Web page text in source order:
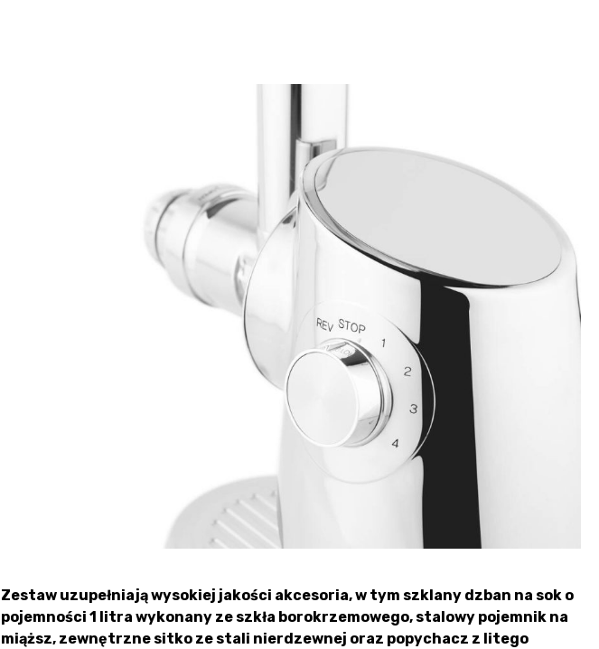
Zestaw uzupełniają wysokiej jakości akcesoria, w tym szklany dzban na sok o
pojemności 1 litra wykonany ze szkła borokrzemowego, stalowy pojemnik na
miąższ, zewnętrzne sitko ze stali nierdzewnej oraz popychacz z litego